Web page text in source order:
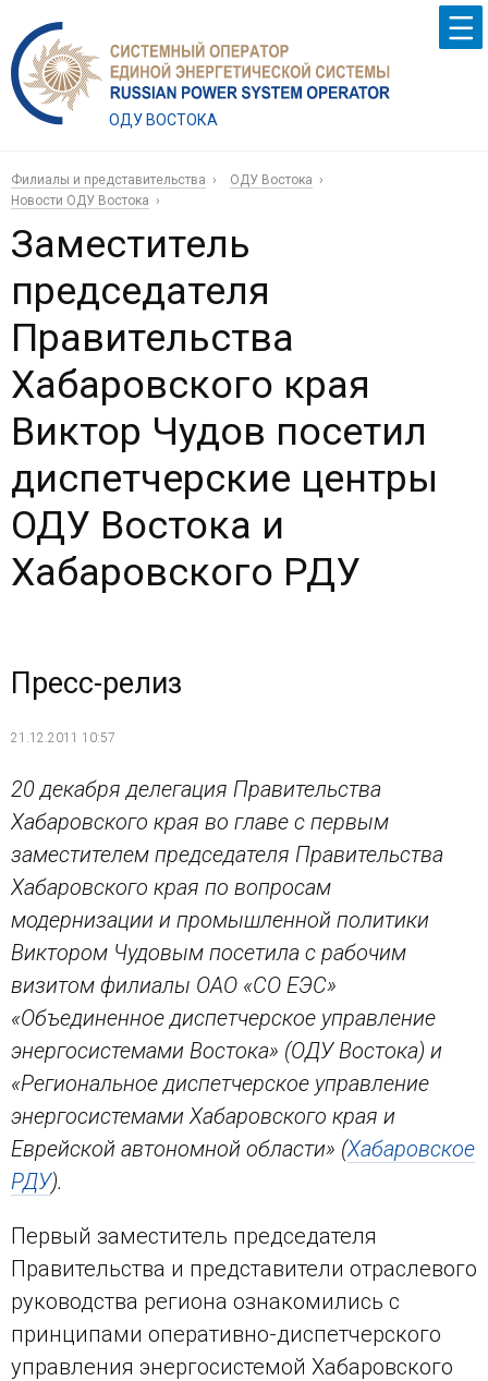
ОДУ ВОСТОКА
Филиалы и представительства
ОДУ Востока
Новости ОДУ Востока
Заместитель
председателя
Правительства
Хабаровского края
Виктор Чудов посетил
диспетчерские центры
ОДУ Востока и
Хабаровского РДУ
Пресс-релиз
21.12.2011 10:57
20 декабря делегация Правительства
Хабаровского края во главе с первым
заместителем председателя Правительства
Хабаровского края по вопросам
модернизации и промышленной политики
Виктором Чудовым посетила с рабочим
визитом филиалы ОАО «СО ЕЭС»
«Объединенное диспетчерское управление
энергосистемами Востока» (ОДУ Востока) и
«Региональное диспетчерское управление
энергосистемами Хабаровского края и
Еврейской автономной области» (Хабаровское
РДУ).
Первый заместитель председателя
Правительства и представители отраслевого
руководства региона ознакомились с
принципами оперативно-диспетчерского
управления энергосистемой Хабаровского